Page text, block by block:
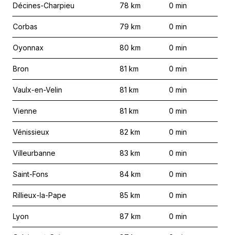
Décines-Charpieu 78 km 0 min
Corbas 79 km 0 min
Oyonnax 80 km 0 min
Bron 81 km 0 min
Vaulx-en-Velin 81 km 0 min
Vienne 81 km 0 min
Vénissieux 82 km 0 min
Villeurbanne 83 km 0 min
Saint-Fons 84 km 0 min
Rillieux-la-Pape 85 km 0 min
Lyon 87 km 0 min